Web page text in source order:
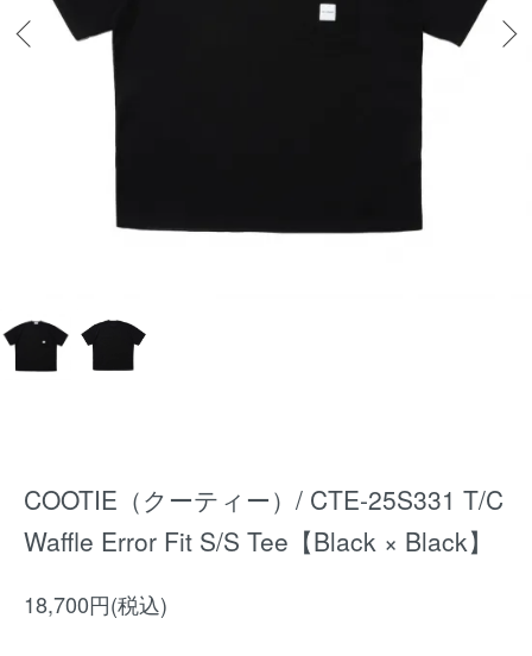
COOTIE（クーティー）/ CTE-25S331 T/C
Waffle Error Fit S/S Tee【Black × Black】
18,700円(税込)